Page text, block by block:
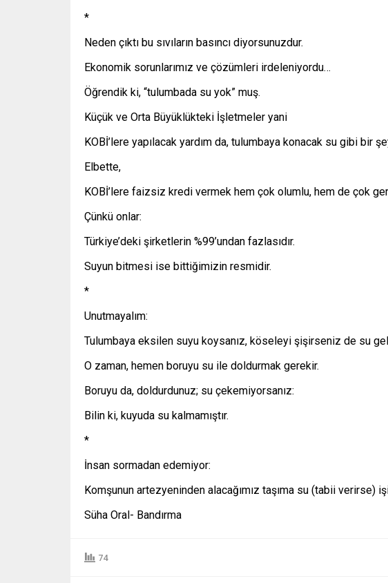
*
Neden çıktı bu sıvıların basıncı diyorsunuzdur.
Ekonomik sorunlarımız ve çözümleri irdeleniyordu…
Öğrendik ki, “tulumbada su yok” muş.
Küçük ve Orta Büyüklükteki İşletmeler yani
KOBİ’lere yapılacak yardım da, tulumbaya konacak su gibi bir
Elbette,
KOBİ’lere faizsiz kredi vermek hem çok olumlu, hem de çok
Çünkü onlar:
Türkiye’deki şirketlerin %99’undan fazlasıdır.
Suyun bitmesi ise bittiğimizin resmidir.
*
Unutmayalım:
Tulumbaya eksilen suyu koysanız, köseleyi şişirseniz de su
O zaman, hemen boruyu su ile doldurmak gerekir.
Boruyu da, doldurdunuz; su çekemiyorsanız:
Bilin ki, kuyuda su kalmamıştır.
*
İnsan sormadan edemiyor:
Komşunun artezyeninden alacağımız taşıma su (tabii verirse)
Süha Oral- Bandırma
74